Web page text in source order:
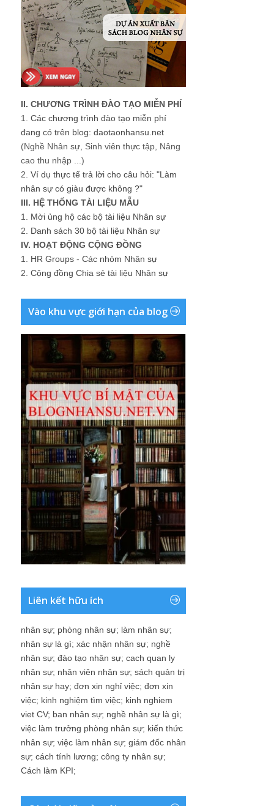
II. CHƯƠNG TRÌNH ĐÀO TẠO MIỄN PHÍ
1. Các chương trình đào tạo miễn phí
đang có trên blog: daotaonhansu.net
(Nghề Nhân sự, Sinh viên thực tập, Nâng
cao thu nhập ...)
2. Ví dụ thực tế trả lời cho câu hỏi: "Làm
nhân sự có giàu được không ?"
III. HỆ THỐNG TÀI LIỆU MẪU
1. Mời ủng hộ các bộ tài liệu Nhân sự
2. Danh sách 30 bộ tài liệu Nhân sự
IV. HOẠT ĐỘNG CỘNG ĐỒNG
1. HR Groups - Các nhóm Nhân sự
2. Cộng đồng Chia sẻ tài liệu Nhân sự
Vào khu vực giới hạn của blog
Liên kết hữu ích
nhân sự; phòng nhân sự; làm nhân sự;
nhân sự là gì; xác nhận nhân sự; nghề
nhân sự; đào tạo nhân sự; cach quan ly
nhân sự; nhân viên nhân sự; sách quản trị
nhân sự hay; đơn xin nghỉ việc; đơn xin
việc; kinh nghiệm tìm việc; kinh nghiem
viet CV; ban nhân sự; nghề nhân sự là gì;
việc làm trưởng phòng nhân sự; kiến thức
nhân sự; việc làm nhân sự; giám đốc nhân
sự; cách tính lương; công ty nhân sự;
Cách làm KPI;